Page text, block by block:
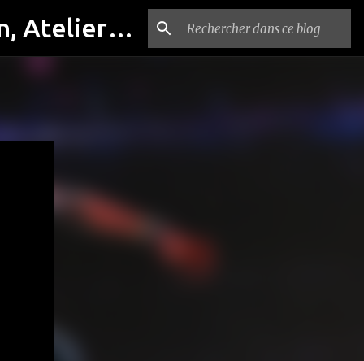
Compagnie PASTEL, Cours de théâtre, Cinéma, Exposition, Ateliers artistiques, Spectacle à Reims